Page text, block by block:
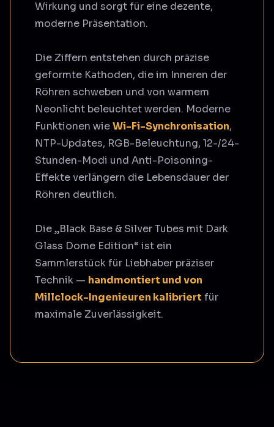
Wirkung und sorgt für eine dezente,
moderne Präsentation.
Die Ziffern entstehen durch präzise
geformte Kathoden, die im Inneren der
Röhren schweben und von warmem
Neonlicht beleuchtet werden. Moderne
Funktionen wieWi-Fi-Synchronisation,
NTP-Updates, RGB-Beleuchtung, 12-/24-
Stunden-Modi und Anti-Poisoning-
Effekte verlängern die Lebensdauer der
Röhren deutlich.
Die „Black Base & Silver Tubes mit Dark
Glass Dome Edition“ ist ein
Sammlerstück für Liebhaber präziser
Technik — handmontiert und von
Millclock-Ingenieuren kalibriert für
maximale Zuverlässigkeit.